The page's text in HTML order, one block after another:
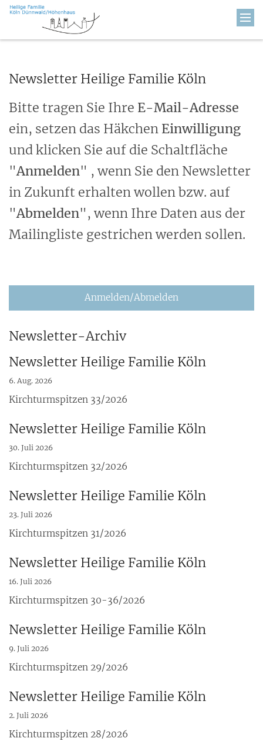
Zum Inhalt springen
Newsletter Heilige Familie Köln
Bitte tragen Sie Ihre E-Mail-Adresse
ein, setzen das Häkchen Einwilligung
und klicken Sie auf die Schaltfläche
"Anmelden" , wenn Sie den Newsletter
in Zukunft erhalten wollen bzw. auf
"Abmelden", wenn Ihre Daten aus der
Mailingliste gestrichen werden sollen.
Anmelden/Abmelden
Newsletter-Archiv
Newsletter Heilige Familie Köln
6. Aug. 2026
Kirchturmspitzen 33/2026
Newsletter Heilige Familie Köln
30. Juli 2026
Kirchturmspitzen 32/2026
Newsletter Heilige Familie Köln
23. Juli 2026
Kirchturmspitzen 31/2026
Newsletter Heilige Familie Köln
16. Juli 2026
Kirchturmspitzen 30-36/2026
Newsletter Heilige Familie Köln
9. Juli 2026
Kirchturmspitzen 29/2026
Newsletter Heilige Familie Köln
2. Juli 2026
Kirchturmspitzen 28/2026